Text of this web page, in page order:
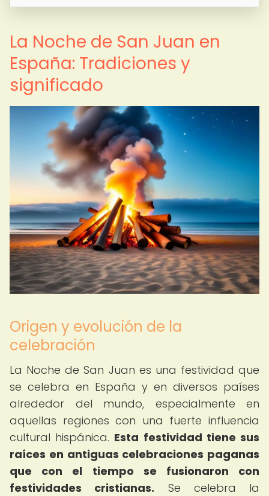
La Noche de San Juan en
España: Tradiciones y
significado
Origen y evolución de la
celebración
La Noche de San Juan es una festividad que
se celebra en España y en diversos países
alrededor del mundo, especialmente en
aquellas regiones con una fuerte influencia
cultural hispánica. Esta festividad tiene sus
raíces en antiguas celebraciones paganas
que con el tiempo se fusionaron con
festividades cristianas. Se celebra la